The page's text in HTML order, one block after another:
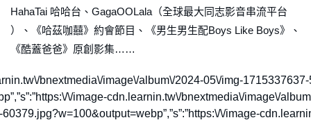
HahaTai 哈哈台、GagaOOLala（全球最大同志影音串流平台
）、《哈茲咖囍》約會節目、《男生男生配Boys Like Boys》、
《酷蓋爸爸》原創影集……
bnextmedia\/image\/album\/2024-05\/img-
\/image-cdn.learnin.tw\/bnextmedia\/
\/